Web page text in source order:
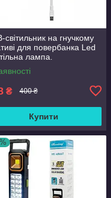
світильник на гнучкому
для повербанка Led
лампа.
₴ 400 ₴
Купити